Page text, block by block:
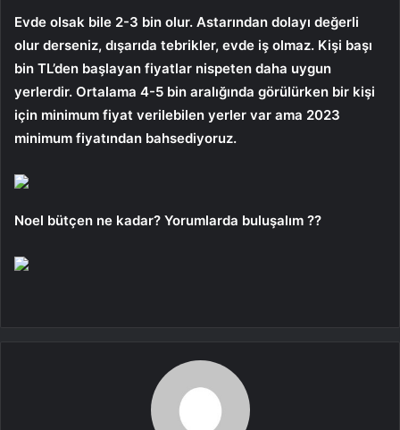
Evde olsak bile 2-3 bin olur. Astarından dolayı değerli
olur derseniz, dışarıda tebrikler, evde iş olmaz. Kişi başı
bin TL’den başlayan fiyatlar nispeten daha uygun
yerlerdir. Ortalama 4-5 bin aralığında görülürken bir kişi
için minimum fiyat verilebilen yerler var ama 2023
minimum fiyatından bahsediyoruz.
Noel bütçen ne kadar? Yorumlarda buluşalım ??